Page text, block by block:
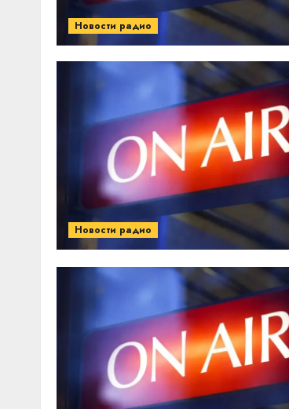
Новости радио
Новости радио